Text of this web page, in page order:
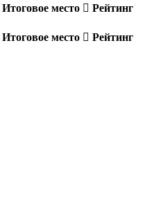
Итоговое место
Рейтинг
Итоговое место
Рейтинг